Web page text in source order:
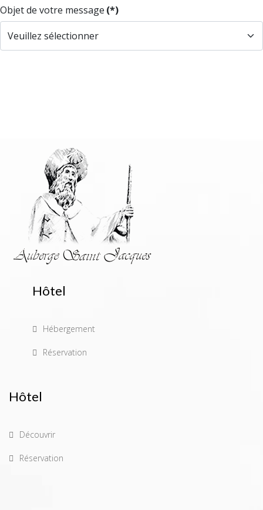
Objet de votre message (*)
Hôtel
Hébergement
Réservation
Hôtel
Découvrir
Réservation